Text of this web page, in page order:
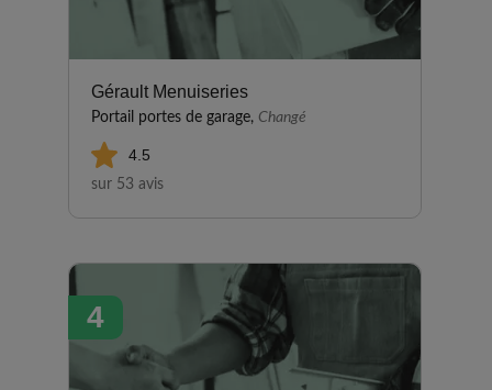
Gérault Menuiseries
Portail portes de garage, Changé
4.5
sur 53 avis
4